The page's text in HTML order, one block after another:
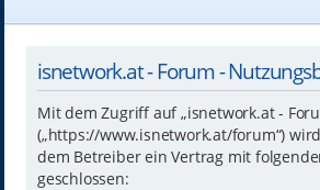
isnetwork.at - Forum -
Mit dem Zugriff auf „isnetwork.at -
(„https://www.isnetwork.at/forum“)
dem Betreiber ein Vertrag mit
geschlossen: